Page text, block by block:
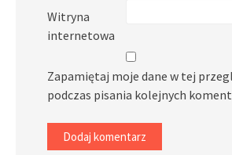
Witryna
internetowa
Zapamiętaj moje dane w tej
podczas pisania kolejnych